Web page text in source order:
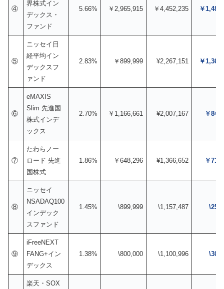
④
界株式イン
デックス・
ファンド
5.66% ￥2,965,915 ￥4,452,235 ￥
⑤
ニッセイ日
経平均イン
デックスフ
ァンド
2.83% ￥899,999 ¥2,267,151 ￥
⑥
eMAXIS
Slim 先進国
株式インデ
ックス
2.70% ￥1,166,661 ¥2,007,167 ￥
⑦
たわらノー
ロード 先進
国株式
1.86% ￥648,296 ¥1,366,652 ￥
⑧
ニッセイ
NSADAQ100
インデック
スファンド
1.45% \899,999 \1,157,487
⑨
iFreeNEXT
FANG+イン
デックス
1.38% \800,000 \1,100,996
楽天・SOX